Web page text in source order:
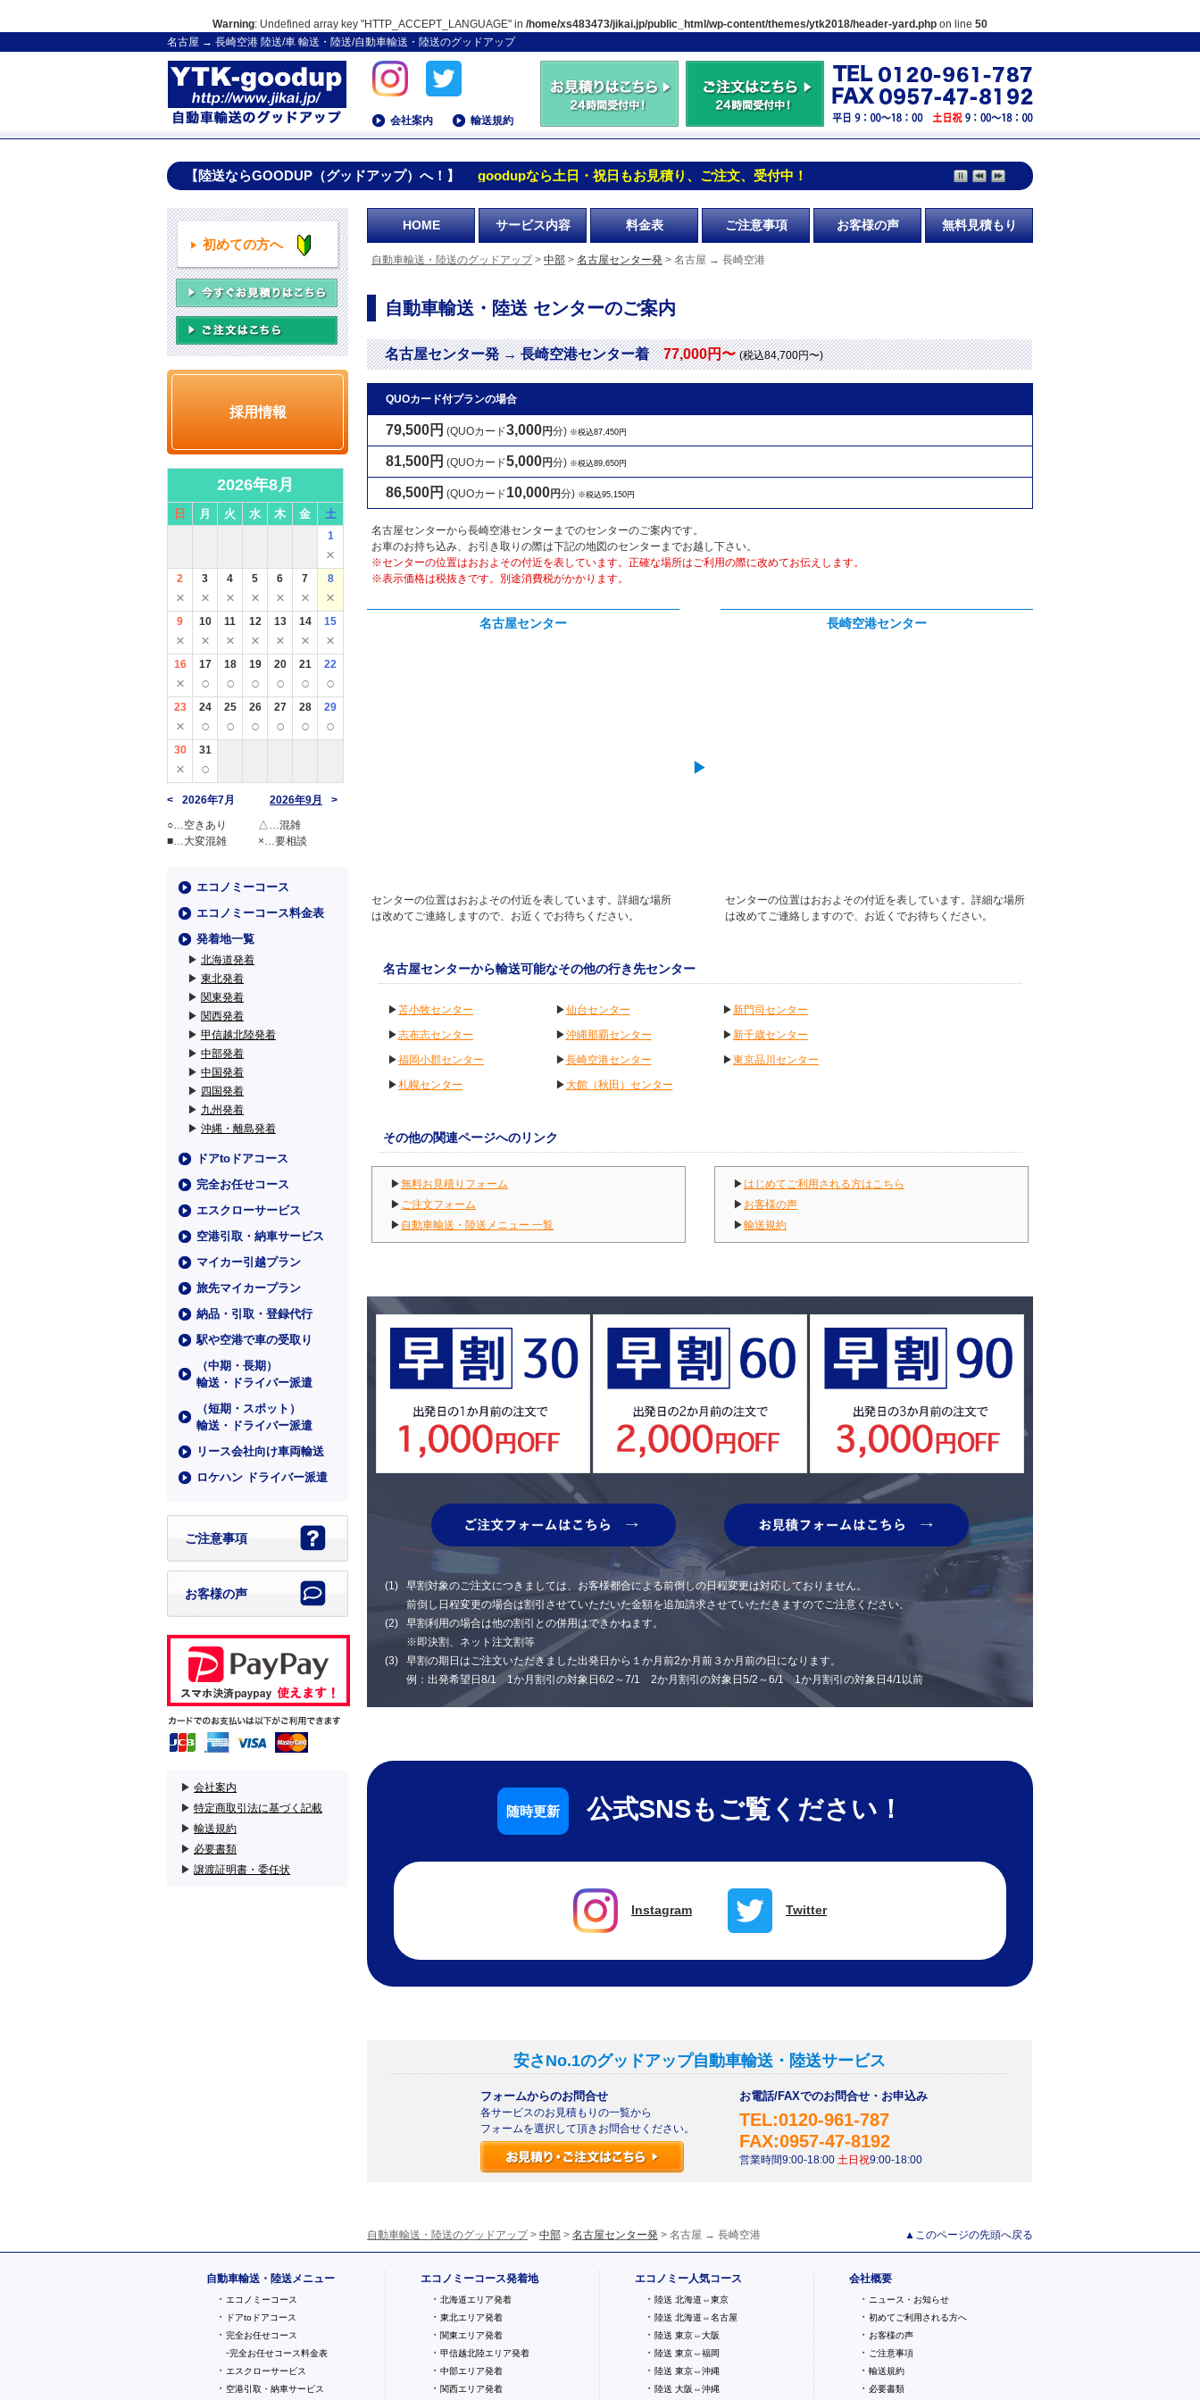
Warning: Undefined array key "HTTP_ACCEPT_LANGUAGE" in /home/xs483473/jikai.jp/public_html/wp-content/themes/ytk2018/header-yard.php on line 50
名古屋 → 長崎空港 陸送/車 輸送・陸送/自動車輸送・陸送のグッドアップ
会社案内 輸送規約
【陸送ならGOODUP（グッドアップ）へ！】 goodupなら土日・祝日もお見積り、ご注文、受付中！
HOME サービス内容 料金表 ご注意事項 お客様の声 無料見積もり
自動車輸送・陸送のグッドアップ> 中部 > 名古屋センター発 > 名古屋 → 長崎空港
自動車輸送・陸送 センターのご案内
名古屋センター発 → 長崎空港センター着77,000円〜 (税込84,700円〜)
QUOカード付プランの場合
79,500円 (QUOカード3,000円分) ※税込87,450円
81,500円 (QUOカード5,000円分) ※税込89,650円
86,500円 (QUOカード10,000円分) ※税込95,150円
名古屋センターから長崎空港センターまでのセンターのご案内です。
お車のお持ち込み、お引き取りの際は下記の地図のセンターまでお越し下さい。
※センターの位置はおおよその付近を表しています。正確な場所はご利用の際に改めてお伝えします。
※表示価格は税抜きです。別途消費税がかかります。
名古屋センター
センターの位置はおおよその付近を表しています。詳細な場所
は改めてご連絡しますので、お近くでお待ちください。
▶
長崎空港センター
センターの位置はおおよその付近を表しています。詳細な場所
は改めてご連絡しますので、お近くでお待ちください。
名古屋センターから輸送可能なその他の行き先センター
▶苫小牧センター ▶仙台センター ▶新門司センター
▶志布志センター ▶沖縄那覇センター ▶新千歳センター
▶福岡小郡センター ▶長崎空港センター ▶東京品川センター
▶札幌センター ▶大館（秋田）センター
その他の関連ページへのリンク
▶無料お見積りフォーム
▶ ご注文フォーム
▶ 自動車輸送・陸送メニュー 一覧
▶はじめてご利用される方はこちら
▶ お客様の声
▶輸送規約
早割対象のご注文につきましては、お客様都合による前倒しの日程変更は対応しておりません。
前倒し日程変更の場合は割引させていただいた金額を追加請求させていただきますのでご注意ください。
早割利用の場合は他の割引との併用はできかねます。
※即決割、ネット注文割等
早割の期日はご注文いただきました出発日から１か月前2か月前３か月前の日になります。
例：出発希望日8/1 1か月割引の対象日6/2～7/1 2か月割引の対象日5/2～6/1 1か月割引の対象日4/1以前
公式SNSもご覧ください！
Instagram Twitter
安さNo.1のグッドアップ自動車輸送・陸送サービス
フォームからのお問合せ
各サービスのお見積もりの一覧から
フォームを選択して頂きお問合せください。
お電話/FAXでのお問合せ・お申込み
TEL:0120-961-787
FAX:0957-47-8192
営業時間9:00-18:00 土日祝9:00-18:00
▲このページの先頭へ戻る
自動車輸送・陸送のグッドアップ> 中部 > 名古屋センター発 > 名古屋 → 長崎空港
初めての方へ
採用情報
2026年8月
日 月 火 水 木 金 土
1
×
2
×
3
×
4
×
5
×
6
×
7
×
8
×
9
×
10
×
11
×
12
×
13
×
14
×
15
×
16
×
17
○
18
○
19
○
20
○
21
○
22
○
23
×
24
○
25
○
26
○
27
○
28
○
29
○
30
×
31
○
2026年7月
2026年9月
○…空きあり
△…混雑
■…大変混雑
×…要相談
エコノミーコース
エコノミーコース料金表
発着地一覧
▶ 北海道発着
▶ 東北発着
▶ 関東発着
▶ 関西発着
▶ 甲信越北陸発着
▶ 中部発着
▶ 中国発着
▶ 四国発着
▶ 九州発着
▶ 沖縄・離島発着
ドアtoドアコース
完全お任せコース
エスクローサービス
空港引取・納車サービス
マイカー引越プラン
旅先マイカープラン
納品・引取・登録代行
駅や空港で車の受取り
（中期・⻑期）
輸送・ドライバー派遣
（短期・スポット）
輸送・ドライバー派遣
リース会社向け車両輸送
ロケハン ドライバー派遣
ご注意事項
お客様の声
▶ 会社案内
▶ 特定商取引法に基づく記載
▶ 輸送規約
▶ 必要書類
▶ 譲渡証明書・委任状
自動車輸送・陸送メニュー
・ エコノミーコース
・ ドアtoドアコース
・ 完全お任せコース
-完全お任せコース料金表
・ エスクローサービス
・ 空港引取・納車サービス
エコノミーコース発着地
・ 北海道エリア発着
・ 東北エリア発着
・ 関東エリア発着
・ 甲信越北陸エリア発着
・ 中部エリア発着
・ 関西エリア発着
エコノミー人気コース
・ 陸送 北海道⇔東京
・ 陸送 北海道⇔名古屋
・ 陸送 東京⇔大阪
・ 陸送 東京⇔福岡
・ 陸送 東京⇔沖縄
・ 陸送 大阪⇔沖縄
会社概要
・
ニュース・お知らせ
・ 初めてご利用される方へ
・ お客様の声
・ ご注意事項
・ 輸送規約
・ 必要書類